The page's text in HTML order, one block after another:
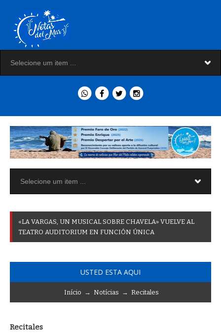
«LA VARGAS UN MUSICAL SOBRE CHAVELA» VUELVE AL
TEATRO AUDITORIUM EN FUNCIÓN ÚNICA
USTED ESTA AQUI
Início → Notícias → Recitales
Recitales